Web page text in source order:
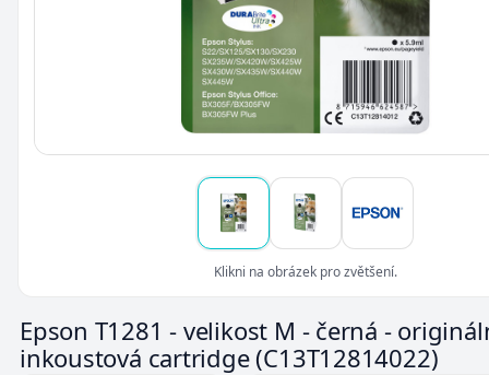
Klikni na obrázek pro zvětšení.
Epson T1281 - velikost M - černá -
inkoustová cartridge(C13T12814022)